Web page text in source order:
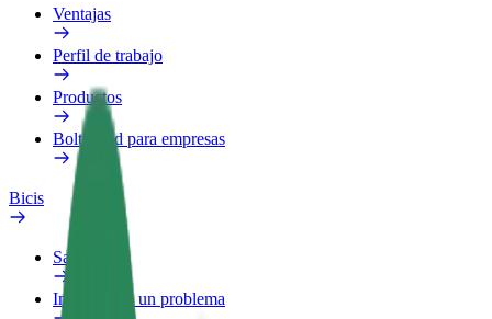
Ventajas
Perfil de trabajo
Productos
Bolt Food para empresas
Bicis
Safety Lab
Informar de un problema